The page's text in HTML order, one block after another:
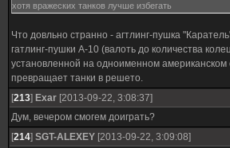
хотя вражеских танков лучше избегать
Что довльно странно - агтлинг-пушка
гатлинг-пушки А-10 (валоть до количества
установленной на одноименном американском
превращает танки в решето.
[213] Exar [2013-09-22, 3:08:37]
Дум, вечером смогем доиграть?
[214] SGT-ALEXEY [2013-09-22, 3:09:08]